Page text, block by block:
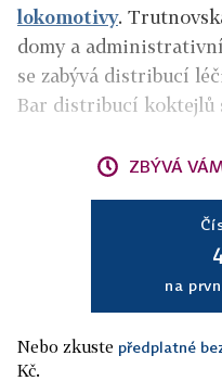
lokomotivy.
domy a
se zabývá distribucí
Bar distribucí koktejlů
ZBÝVÁ
na
Nebo zkuste předplatné
Kč.